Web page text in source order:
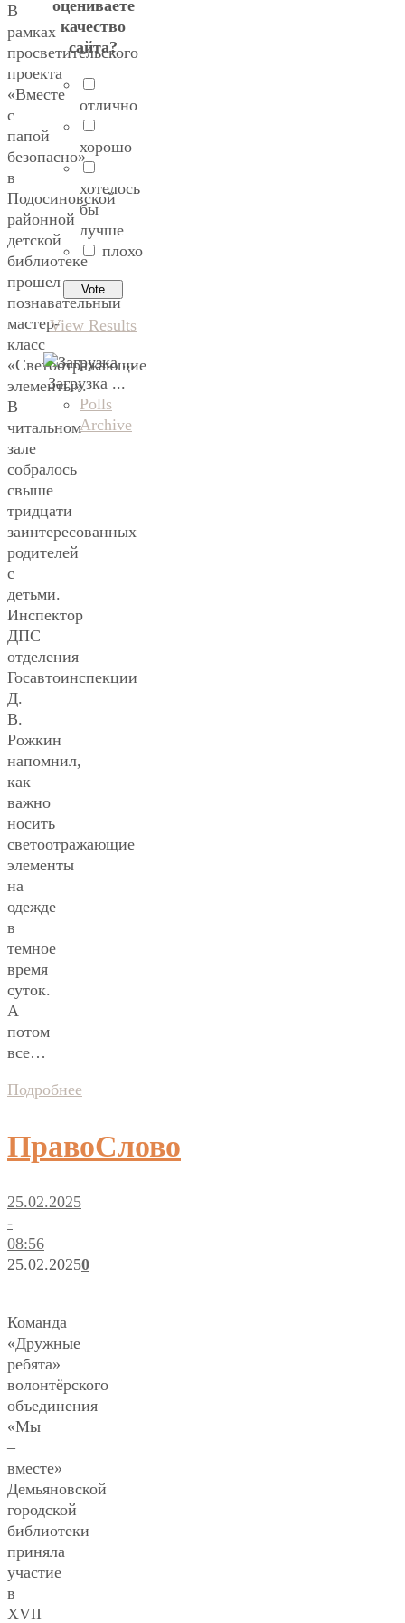
В
рамках
просветительского
проекта
«Вместе
с
папой
безопасно»
в
Подосиновской
районной
детской
библиотеке
прошел
познавательный
мастер-
класс
«Светоотражающие
элементы».
В
читальном
зале
собралось
свыше
тридцати
заинтересованных
родителей
с
детьми.
Инспектор
ДПС
отделения
Госавтоинспекции
Д.
В.
Рожкин
напомнил,
как
важно
носить
светоотражающие
элементы
на
одежде
в
темное
время
суток.
А
потом
все…
Подробнее
ПравоСлово
25.02.2025
-
08:56
25.02.20250
Команда
«Дружные
ребята»
волонтёрского
объединения
«Мы
–
вместе»
Демьяновской
городской
библиотеки
приняла
участие
в
XVII
оцениваете
качество
сайта?
отлично
хорошо
хотелось
бы
лучше
плохо
View Results
Загрузка ...
Polls
Archive